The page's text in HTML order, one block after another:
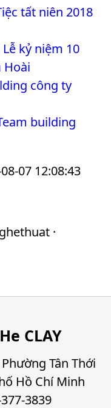
tất niên 2018
kỷ niệm 10
Hoài
công ty
building
07 12:08:43
·
CLAY
Tân Thới
Hồ Chí Minh
3839